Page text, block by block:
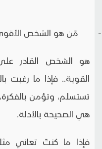
- مَن هو الشخص الأقوى
هو الشخص القادر
القوية.. فإذا ما رغبت
تستسلم، وتؤمن بالفكرة،
هي الصحيحة بالأدلة.
فإذا ما كنتَ تعاني